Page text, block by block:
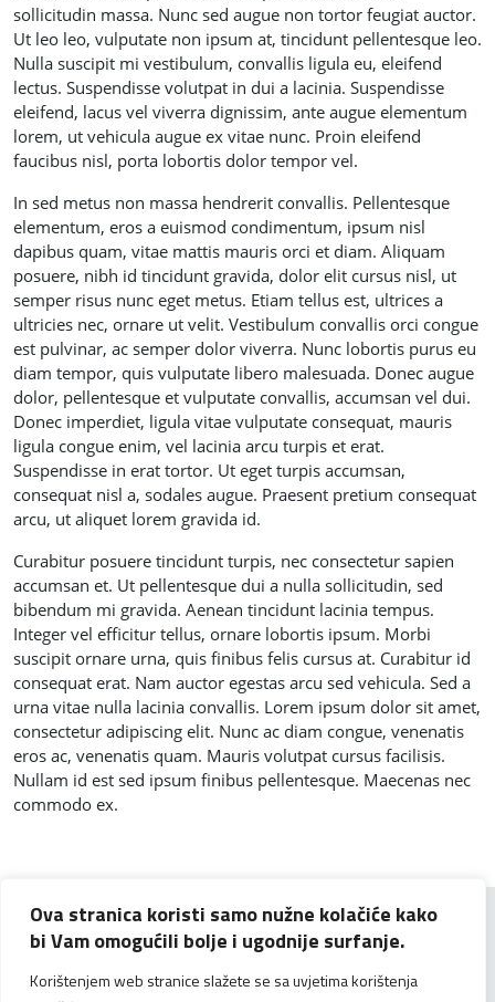
Ova stranica koristi samo nužne kolačiće kako
bi Vam omogućili bolje i ugodnije surfanje.
Korištenjem web stranice slažete se sa uvjetima korištenja
sollicitudin massa. Nunc sed augue non tortor feugiat auctor.
Ut leo leo, vulputate non ipsum at, tincidunt pellentesque leo.
Nulla suscipit mi vestibulum, convallis ligula eu, eleifend
lectus. Suspendisse volutpat in dui a lacinia. Suspendisse
eleifend, lacus vel viverra dignissim, ante augue elementum
lorem, ut vehicula augue ex vitae nunc. Proin eleifend
faucibus nisl, porta lobortis dolor tempor vel.
In sed metus non massa hendrerit convallis. Pellentesque
elementum, eros a euismod condimentum, ipsum nisl
dapibus quam, vitae mattis mauris orci et diam. Aliquam
posuere, nibh id tincidunt gravida, dolor elit cursus nisl, ut
semper risus nunc eget metus. Etiam tellus est, ultrices a
ultricies nec, ornare ut velit. Vestibulum convallis orci congue
est pulvinar, ac semper dolor viverra. Nunc lobortis purus eu
diam tempor, quis vulputate libero malesuada. Donec augue
dolor, pellentesque et vulputate convallis, accumsan vel dui.
Donec imperdiet, ligula vitae vulputate consequat, mauris
ligula congue enim, vel lacinia arcu turpis et erat.
Suspendisse in erat tortor. Ut eget turpis accumsan,
consequat nisl a, sodales augue. Praesent pretium consequat
arcu, ut aliquet lorem gravida id.
Curabitur posuere tincidunt turpis, nec consectetur sapien
accumsan et. Ut pellentesque dui a nulla sollicitudin, sed
bibendum mi gravida. Aenean tincidunt lacinia tempus.
Integer vel efficitur tellus, ornare lobortis ipsum. Morbi
suscipit ornare urna, quis finibus felis cursus at. Curabitur id
consequat erat. Nam auctor egestas arcu sed vehicula. Sed a
urna vitae nulla lacinia convallis. Lorem ipsum dolor sit amet,
consectetur adipiscing elit. Nunc ac diam congue, venenatis
eros ac, venenatis quam. Mauris volutpat cursus facilisis.
Nullam id est sed ipsum finibus pellentesque. Maecenas nec
commodo ex.